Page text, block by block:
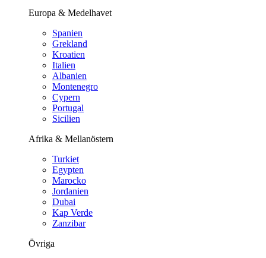
Europa & Medelhavet
Spanien
Grekland
Kroatien
Italien
Albanien
Montenegro
Cypern
Portugal
Sicilien
Afrika & Mellanöstern
Turkiet
Egypten
Marocko
Jordanien
Dubai
Kap Verde
Zanzibar
Övriga